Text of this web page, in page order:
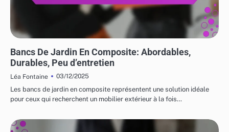
Bancs De Jardin En Composite: Abordables,
Durables, Peu d’entretien
Léa Fontaine
03/12/2025
Les bancs de jardin en composite représentent une solution idéale
pour ceux qui recherchent un mobilier extérieur à la fois…